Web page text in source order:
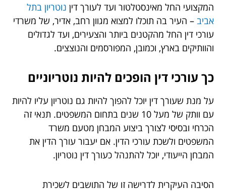
המקצועי החל מאינסטלטור ועד לעורך דין נוטריון בתל
אביב – העיר בה תוכלו למצוא מגוון רחב, אדיר, של משרדי
עורכי דין החל מהקטנים ביותר והצעירים, ועד לגדולים
והוותיקים בארץ, וכמובן, המפורסמים והנוצצים.
כך עורכי דין הופכים להיות נוטריוניים
על מנת שעורך דין יוכל להפוך להיות גם נוטריון עליו להיות
עם וותק של מעל 10 שנים בתחום המשפטים. תנאי זה
הכרחי ובסיסי לצורך ביצוע המבחן מטעם משרד
המשפטים ולשכת עורכי הדין. אם יעבור עורך הדין את
המבחן הייעודי, יוכל להתנהל כעורך דין נוטריון.
הסיבה העיקרית לדרישה זו של התושבים לשכירת